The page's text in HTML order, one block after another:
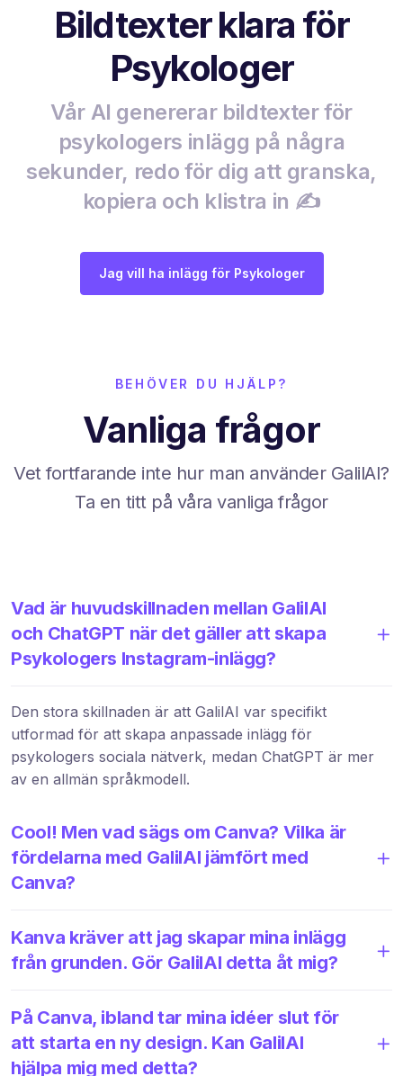
Bildtexter klara för
Psykologer
Vår AI genererar bildtexter för
psykologers inlägg på några
sekunder, redo för dig att granska,
kopiera och klistra in ✍️
Jag vill ha inlägg för Psykologer
BEHÖVER DU HJÄLP?
Vanliga frågor
Vet fortfarande inte hur man använder GalilAI?
Ta en titt på våra vanliga frågor
Vad är huvudskillnaden mellan GalilAI
och ChatGPT när det gäller att skapa
Psykologers Instagram-inlägg?
Den stora skillnaden är att GalilAI var specifikt
utformad för att skapa anpassade inlägg för
psykologers sociala nätverk, medan ChatGPT är mer
av en allmän språkmodell.
Cool! Men vad sägs om Canva? Vilka är
fördelarna med GalilAI jämfört med
Canva?
Kanva kräver att jag skapar mina inlägg
från grunden. Gör GalilAI detta åt mig?
På Canva, ibland tar mina idéer slut för
att starta en ny design. Kan GalilAI
hjälpa mig med detta?